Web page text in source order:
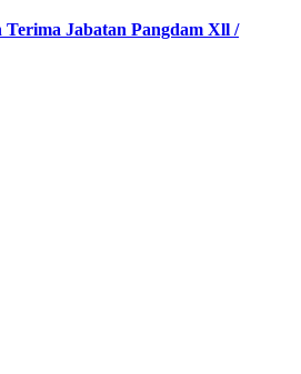
Terima Jabatan Pangdam Xll /